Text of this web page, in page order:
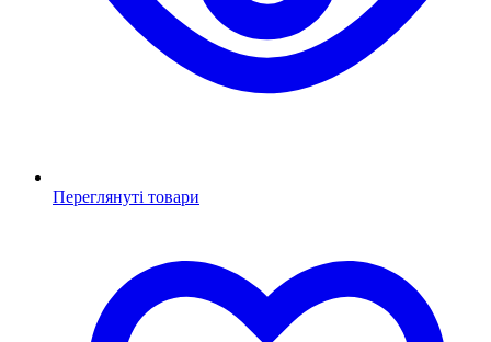
Переглянуті товари